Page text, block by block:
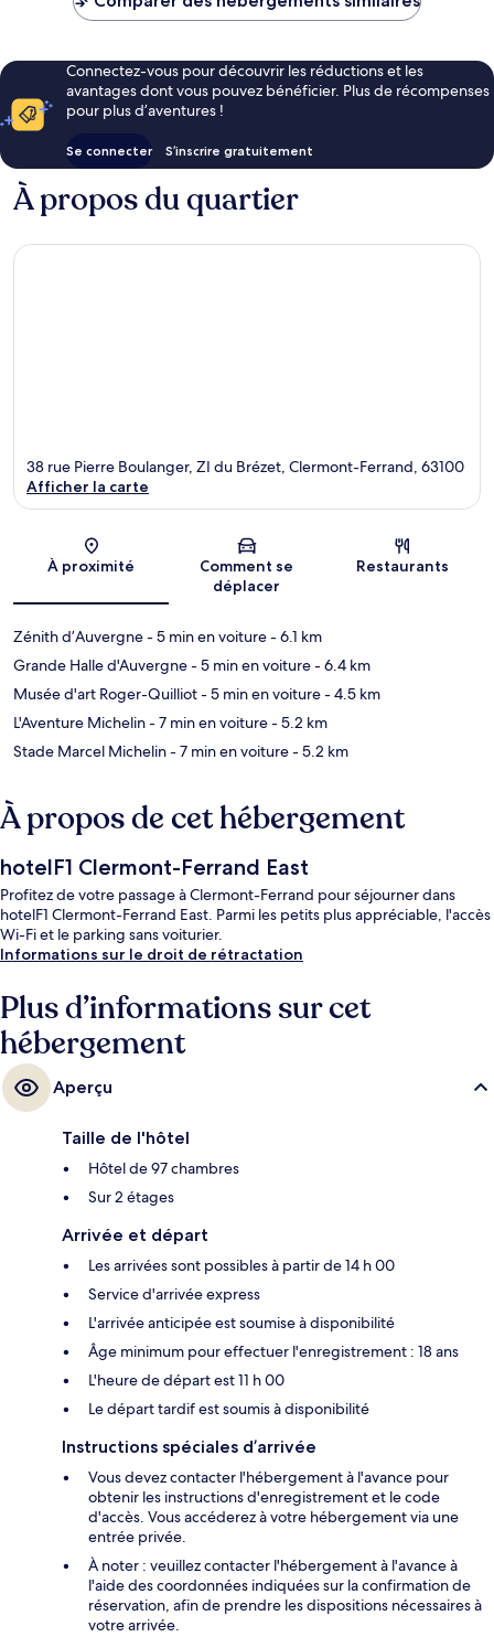
Connectez-vous pour découvrir les réductions et les
avantages dont vous pouvez bénéficier. Plus de récompenses
pour plus d’aventures !
Se connecter S’inscrire gratuitement
À propos du quartier
Carte
38 rue Pierre Boulanger, ZI du Brézet, Clermont-Ferrand, 63100
Afficher la carte
À proximité
Comment se
déplacer
Restaurants
Zénith d’Auvergne- 5 min en voiture- 6.1 km
Grande Halle d'Auvergne- 5 min en voiture- 6.4 km
Musée d'art Roger-Quilliot- 5 min en voiture- 4.5 km
L'Aventure Michelin- 7 min en voiture- 5.2 km
Stade Marcel Michelin- 7 min en voiture- 5.2 km
À propos de cet hébergement
hotelF1 Clermont-Ferrand East
Profitez de votre passage à Clermont-Ferrand pour séjourner dans
hotelF1 Clermont-Ferrand East. Parmi les petits plus appréciable, l'accès
Wi-Fi et le parking sans voiturier.
Informations sur le droit de rétractation
Plus d’informations sur cet
hébergement
Aperçu
Taille de l'hôtel
Hôtel de 97 chambres
Sur 2 étages
Arrivée et départ
Les arrivées sont possibles à partir de 14 h 00
Service d'arrivée express
L'arrivée anticipée est soumise à disponibilité
Âge minimum pour effectuer l'enregistrement : 18 ans
L'heure de départ est 11 h 00
Le départ tardif est soumis à disponibilité
Instructions spéciales d’arrivée
Vous devez contacter l'hébergement à l'avance pour
obtenir les instructions d'enregistrement et le code
d'accès. Vous accéderez à votre hébergement via une
entrée privée.
À noter : veuillez contacter l'hébergement à l'avance à
l'aide des coordonnées indiquées sur la confirmation de
réservation, afin de prendre les dispositions nécessaires à
votre arrivée.